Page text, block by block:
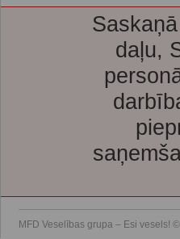
daļu,
MFD Veselības grupa – Esi vesels!